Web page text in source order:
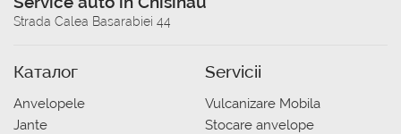
Strada Calea Basarabiei 44
Каталог
Anvelopele
Jante
Servicii
Vulcanizare Mobila
Stocare anvelope